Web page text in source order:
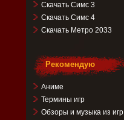
Скачать Симс 3
Скачать Симс 4
Скачать Метро 2033
Рекомендую
Аниме
Термины игр
Обзоры и музыка из игр